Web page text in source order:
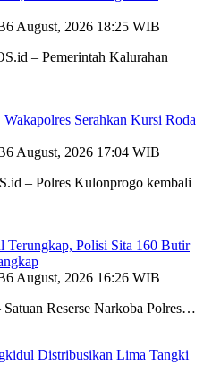
6 August, 2026 18:25 WIB
– Pemerintah Kalurahan
Serahkan Kursi Roda
6 August, 2026 17:04 WIB
– Polres Kulonprogo kembali
Terungkap, Polisi Sita 160 Butir
6 August, 2026 16:26 WIB
Reserse Narkoba Polres…
Distribusikan Lima Tangki